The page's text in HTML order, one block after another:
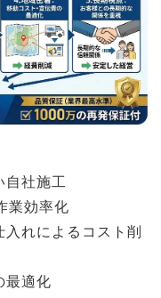
自社施工
業効率化
れによるコスト削
最適化